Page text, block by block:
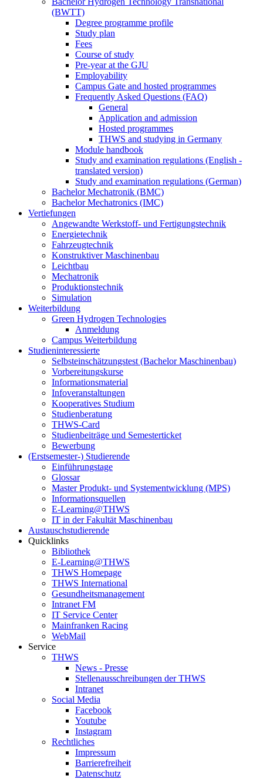
(BWTT)
Degree programme profile
Study plan
Fees
Course of study
Pre-year at the GJU
Employability
Campus Gate and hosted programmes
Frequently Asked Questions (FAQ)
General
Application and admission
Hosted programmes
THWS and studying in Germany
Module handbook
Study and examination regulations (English -
translated version)
Study and examination regulations (German)
Bachelor Mechatronik (BMC)
Bachelor Mechatronics (IMC)
Vertiefungen
Angewandte Werkstoff- und Fertigungstechnik
Energietechnik
Fahrzeugtechnik
Konstruktiver Maschinenbau
Leichtbau
Mechatronik
Produktionstechnik
Simulation
Weiterbildung
Green Hydrogen Technologies
Anmeldung
Campus Weiterbildung
Studieninteressierte
Selbsteinschätzungstest (Bachelor Maschinenbau)
Vorbereitungskurse
Informationsmaterial
Infoveranstaltungen
Kooperatives Studium
Studienberatung
THWS-Card
Studienbeiträge und Semesterticket
Bewerbung
(Erstsemester-) Studierende
Einführungstage
Glossar
Master Produkt- und Systementwicklung (MPS)
Informationsquellen
E-Learning@THWS
IT in der Fakultät Maschinenbau
Austauschstudierende
Quicklinks
Bibliothek
E-Learning@THWS
THWS Homepage
THWS International
Gesundheitsmanagement
Intranet FM
IT Service Center
Mainfranken Racing
WebMail
Service
THWS
News - Presse
Stellenausschreibungen der THWS
Intranet
Social Media
Facebook
Youtube
Instagram
Rechtliches
Impressum
Barrierefreiheit
Datenschutz